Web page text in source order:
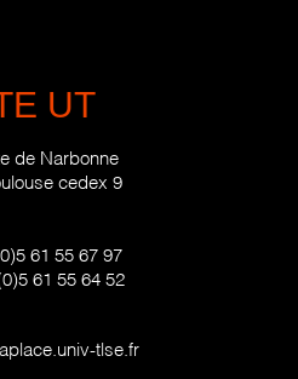
UT
de Narbonne
cedex 9
61 55 67 97
61 55 64 52
tlse.fr